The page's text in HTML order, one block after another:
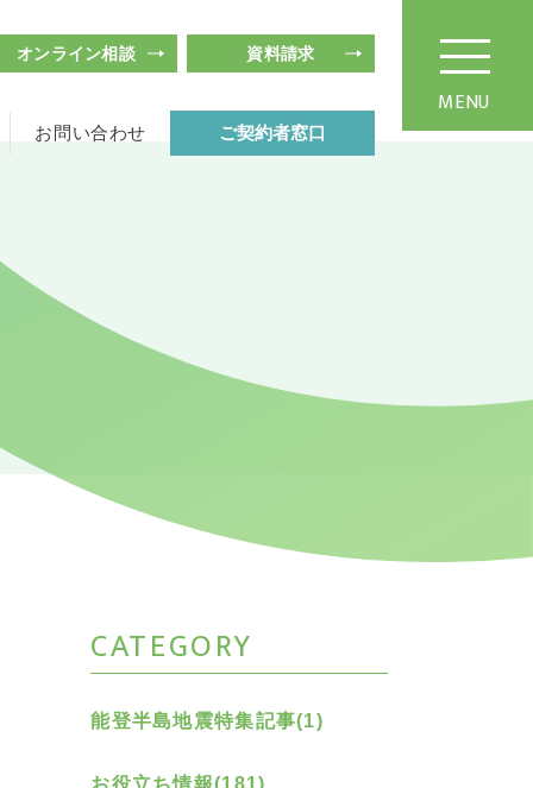
オンライン相談 資料請求
お問い合わせ ご契約者窓口
MENU
CATEGORY
能登半島地震特集記事(1)
お役立ち情報(181)